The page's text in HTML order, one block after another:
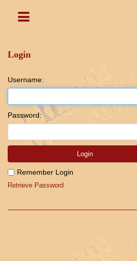
Login
Username:
Password:
Login
Remember Login
Retrieve Password